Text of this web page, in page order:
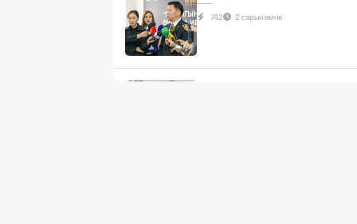
742 2 сарын өмнө